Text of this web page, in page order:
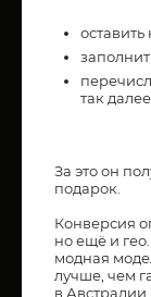
так далее.
За это он
подарок.
Конверсия
но ещё и
модная
лучше, чем
в Австралии